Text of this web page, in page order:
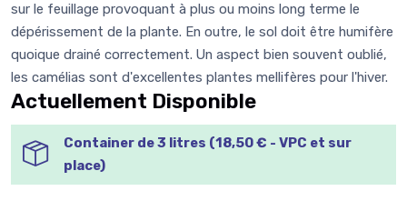
sur le feuillage provoquant à plus ou moins long terme le
dépérissement de la plante. En outre, le sol doit être humifère
quoique drainé correctement. Un aspect bien souvent oublié,
les camélias sont d'excellentes plantes mellifères pour l'hiver.
Actuellement Disponible
Container de 3 litres (18,50 € - VPC et sur
place)